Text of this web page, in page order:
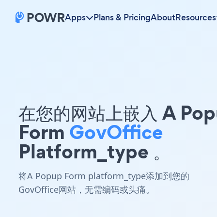
Apps Plans & PricingAboutResources
在您的网站上嵌入 A
Form GovOffice
Platform_type 。
将A Popup Form platform_type添加到您的
GovOffice网站，无需编码或头痛。